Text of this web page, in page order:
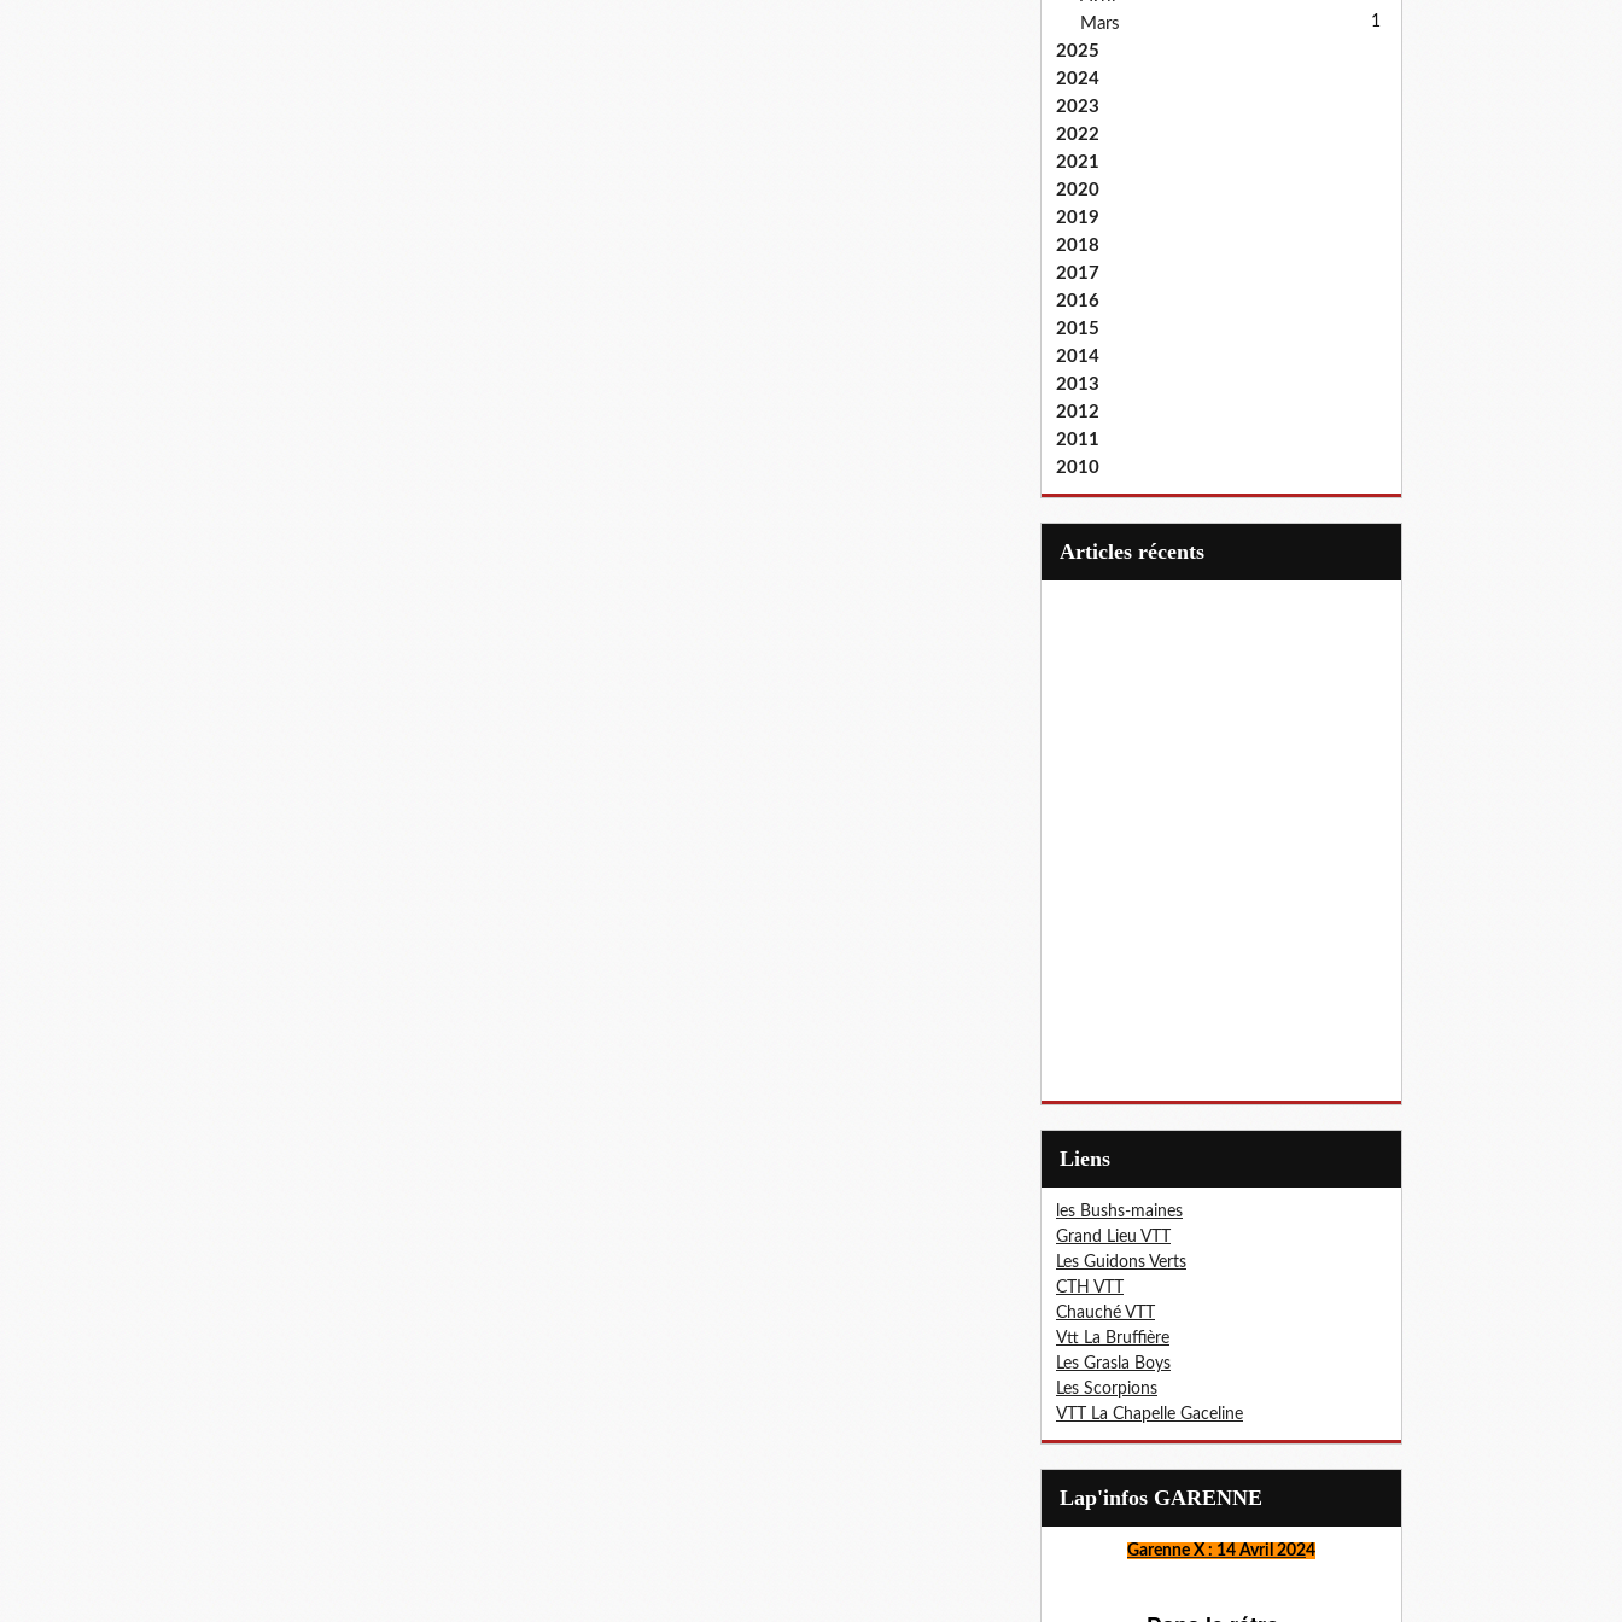
Mars 1
2025
2024
2023
2022
2021
2020
2019
2018
2017
2016
2015
2014
2013
2012
2011
2010
articles récents
Liens
les Bushs-maines
Grand Lieu VTT
Les Guidons Verts
CTH VTT
Chauché VTT
Vtt La Bruffière
Les Grasla Boys
Les Scorpions
VTT La Chapelle Gaceline
Lap'infos GARENNE
Garenne X : 14 Avril 2024